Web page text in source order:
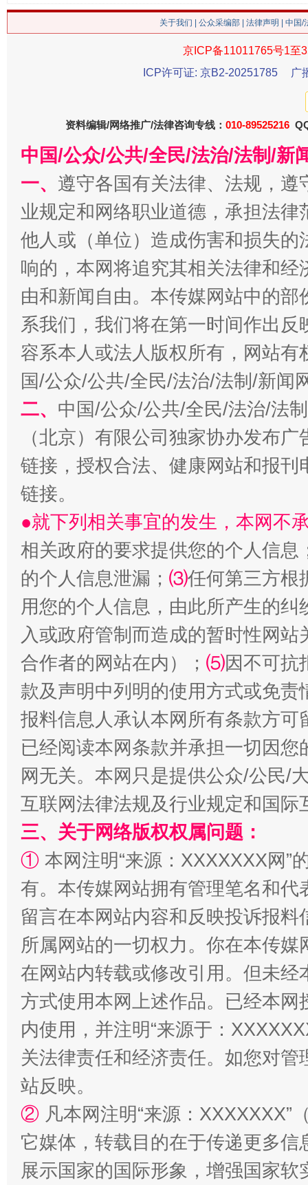
谢
在谋一域中谋全局
今
魏明亮
“刷贴”乱象丛生
生
揭批美国五大"原罪" "炒
解纷+调解+退费，一次搞定
站台名比不上好声名
关于我们 公众采编部 法律声明 | 中国
京ICP备11011765号1至
ICP许可证: 京B2-20251785
广
资料编辑/网络推广/法律咨询专线： 010-89525216
中国/公众/公共/全民/法治/法制/新
一、 遵守各国有关法律、法规，
业规定和网络职业道德，承担法
他人或（单位）造成伤害和损失
响的，本网将追究其相关法律和
由和新闻自由。本传媒网站中的
系我们，我们将在第一时间作出
容系本人或法人版权所有，网站
国/公众/公共/全民/法治/法制/新闻
二、 中国/公众/公共/全民/法治/法
（北京）有限公司独家协办发布
链接，授权合法、健康网站和报
链接。
●就下列相关事宜的发生，本网不
相关政府的要求提供您的个人信息
的个人信息泄漏； ⑶任何第三方根
用您的个人信息，由此所产生的纠
入或政府管制而造成的暂时性网
合作者的网站在内）； ⑸因不可抗
款及声明中列明的使用方式或免责
报料信息人承认本网所有条款方
已经阅读本网条款并承担一切因
网无关。本网只是提供公众/公民/
互联网法律法规及行业规定和国
三、关于网络版权权属问题：
① 本网注明“来源：XXXXXXX网”
有。本传媒网站拥有管理笔名和
留言在本网站内容和反映投诉报
所属网站的一切权力。你在本传
在网站内转载或修改引用。但未
方式使用本网上述作品。已经本
内使用，并注明“来源于：
关法律责任和经济责任。如您对
站反映。
② 凡本网注明“来源：
它媒体，转载目的在于传递更多
展示国家的国际形象，增强国家